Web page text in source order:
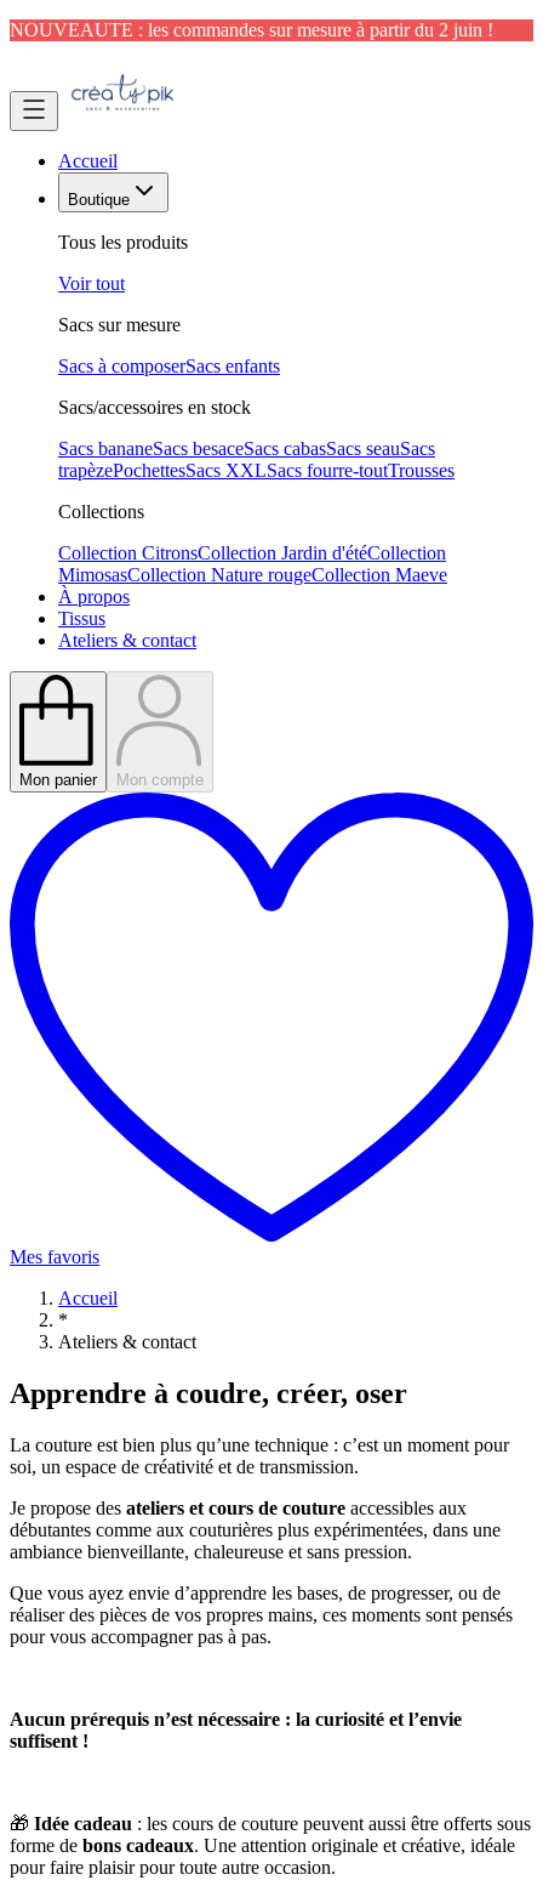
NOUVEAUTE : les commandes sur mesure à partir du 2 juin !
Accueil
Boutique
Tous les produits
Voir tout
Sacs sur mesure
Sacs à composerSacs enfants
Sacs/accessoires en stock
Sacs bananeSacs besaceSacs cabasSacs seauSacs
trapèzePochettesSacs XXLSacs fourre-toutTrousses
Collections
Collection CitronsCollection Jardin d'étéCollection
MimosasCollection Nature rougeCollection Maeve
À propos
Tissus
Ateliers & contact
Mon panier Mon compte
Mes favoris
Accueil
*
Ateliers & contact
Apprendre à coudre, créer, oser
La couture est bien plus qu’une technique : c’est un moment pour
soi, un espace de créativité et de transmission.
Je propose des ateliers et cours de couture accessibles aux
débutantes comme aux couturières plus expérimentées, dans une
ambiance bienveillante, chaleureuse et sans pression.
Que vous ayez envie d’apprendre les bases, de progresser, ou de
réaliser des pièces de vos propres mains, ces moments sont pensés
pour vous accompagner pas à pas.
Aucun prérequis n’est nécessaire : la curiosité et l’envie
suffisent !
🎁 Idée cadeau : les cours de couture peuvent aussi être offerts sous
forme de bons cadeaux. Une attention originale et créative, idéale
pour faire plaisir pour toute autre occasion.